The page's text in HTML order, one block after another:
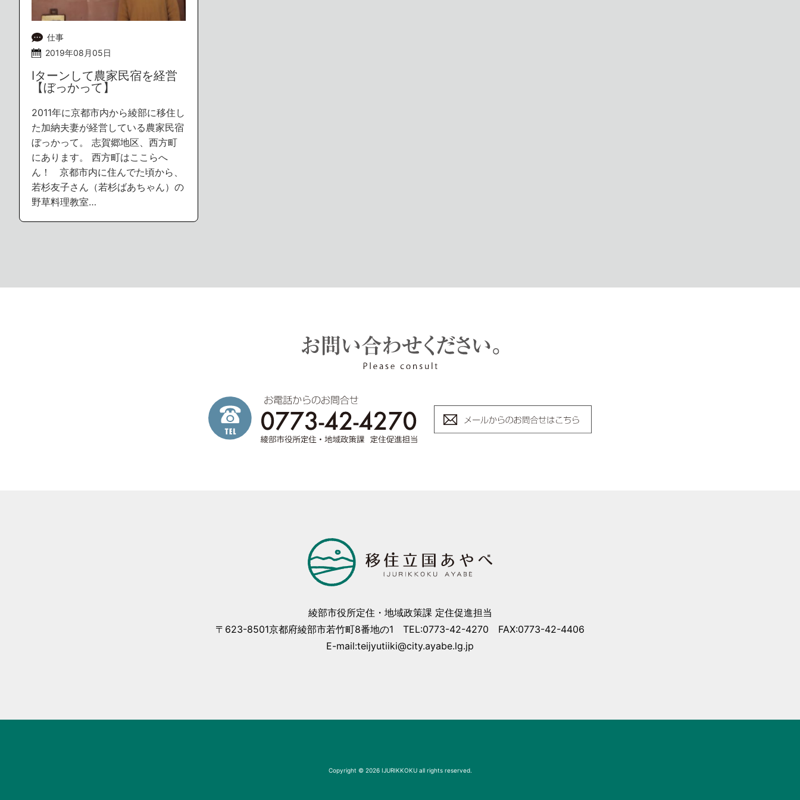
仕事
2019年08月05日
Iターンして農家民宿を経営
【ぼっかって】
2011年に京都市内から綾部に移住し
た加納夫妻が経営している農家民宿
ぼっかって。 志賀郷地区、西方町
にあります。 西方町はここらへ
ん！ 京都市内に住んでた頃から、
若杉友子さん（若杉ばあちゃん）の
野草料理教室…
綾部市役所定住・地域政策課 定住促進担当
〒623-8501京都府綾部市若竹町8番地の1 TEL:0773-42-4270 FAX:0773-42-4406
E-mail:teijyutiiki@city.ayabe.lg.jp
Copyright © 2026 IJURIKKOKU all rights reserved.